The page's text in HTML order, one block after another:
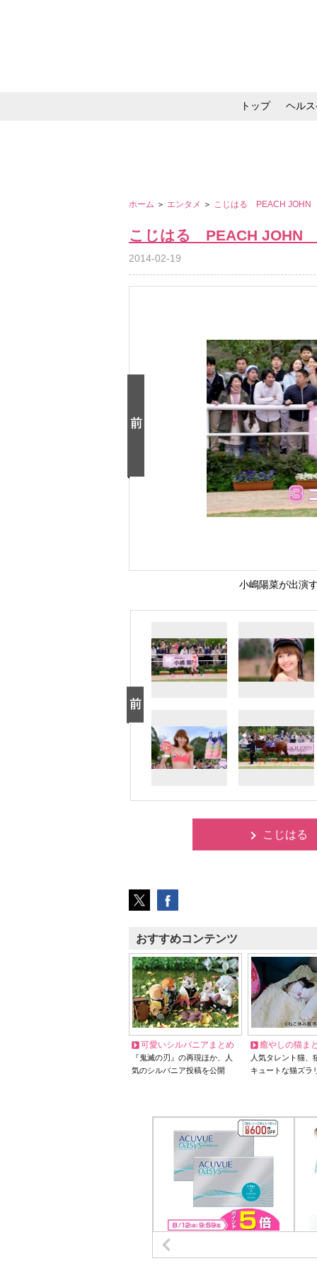
トップ ヘル
ホーム ＞ エンタメ ＞ こじはる PEACH
こじはる PEACH JOHN
2014-02-19
小嶋陽菜が出演
こじはる
おすすめコンテンツ
可愛いシルバニアまとめ
『鬼滅の刃』の再現ほか、人
気のシルバニア投稿を公開
癒やしの猫ま
人気タレント猫
キュートな猫ズラ